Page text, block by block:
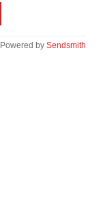
Powered by Sendsmith